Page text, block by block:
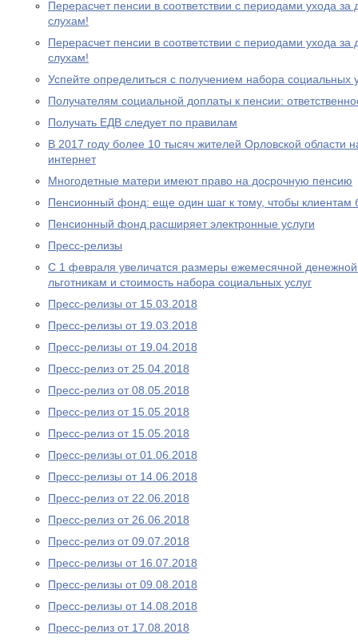
Перерасчет пенсии в соответствии с периодами ухода за
слухам!
Перерасчет пенсии в соответствии с периодами ухода за
слухам!
Успейте определиться с получением набора социальных
Получателям социальной доплаты к пенсии:
Получать ЕДВ следует по правилам
В 2017 году более 10 тысяч жителей Орловской области
интернет
Многодетные матери имеют право на досрочную пенсию
Пенсионный фонд: еще один шаг к тому, чтобы клиентам
Пенсионный фонд расширяет электронные услуги
Пресс-релизы
С 1 февраля увеличатся размеры ежемесячной
льготникам и стоимость набора социальных услуг
Пресс-релизы от 15.03.2018
Пресс-релизы от 19.03.2018
Пресс-релизы от 19.04.2018
Пресс-релиз от 25.04.2018
Пресс-релиз от 08.05.2018
Пресс-релиз от 15.05.2018
Пресс-релиз от 15.05.2018
Пресс-релизы от 01.06.2018
Пресс-релизы от 14.06.2018
Пресс-релиз от 22.06.2018
Пресс-релиз от 26.06.2018
Пресс-релиз от 09.07.2018
Пресс-релизы от 16.07.2018
Пресс-релизы от 09.08.2018
Пресс-релизы от 14.08.2018
Пресс-релиз от 17.08.2018